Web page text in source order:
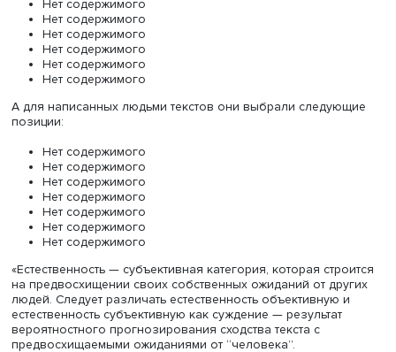
Анастасия Колмогорова
В своем исследовании студентка сравнивала три
метода генерации (автоматические метрики) текста:
(выдает максимально возможную точность при
природе данных, на которых обучался), P-tune
качество на малых объемах данных, время обучения
применяется для решения различных задач, включая
управление роботами). С использованием датасета из
тысяч русских рецензий на фильмы эти методы были
настроены и оценены для определения их
генерации текста с выбранной тональностью.